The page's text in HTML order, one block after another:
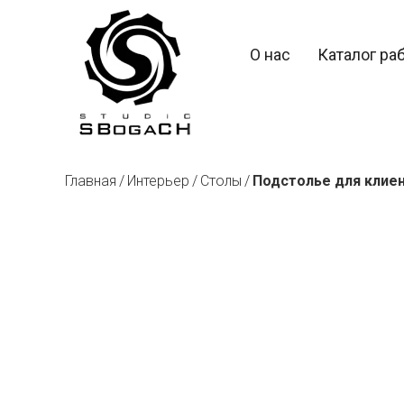
О нас Каталог
Главная Интерьер Столы Подстолье для